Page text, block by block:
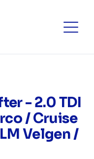
- 2.0 TDI
/ Cruise
Velgen /